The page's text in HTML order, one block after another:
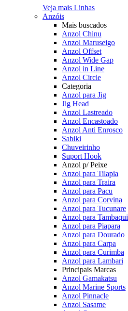
Veja mais Linhas
Anzóis
Mais buscados
Anzol Chinu
Anzol Maruseigo
Anzol Offset
Anzol Wide Gap
Anzol in Line
Anzol Circle
Categoria
Anzol para Jig
Jig Head
Anzol Lastreado
Anzol Encastoado
Anzol Anti Enrosco
Sabiki
Chuveirinho
Suport Hook
Anzol p/ Peixe
Anzol para Tilapia
Anzol para Traira
Anzol para Pacu
Anzol para Corvina
Anzol para Tucunare
Anzol para Tambaqui
Anzol para Piapara
Anzol para Dourado
Anzol para Carpa
Anzol para Curimba
Anzol para Lambari
Principais Marcas
Anzol Gamakatsu
Anzol Marine Sports
Anzol Pinnacle
Anzol Sasame